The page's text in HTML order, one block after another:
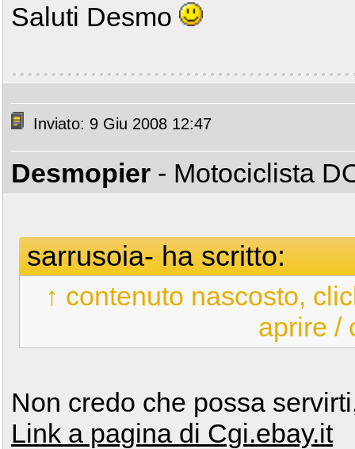
Saluti Desmo
Inviato: 9 Giu 2008 12:47
Desmopier - Motociclista
sarrusoia- ha scritto:
↑ contenuto nascosto,
aprire /
Non credo che possa
Link a pagina di Cgi.ebay.it